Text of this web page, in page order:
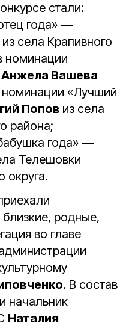
стали:
года» —
из села Крапивного
номинации
Анжела Вашева
номинации «Лучший
Попов из села
района;
года» —
Телешовки
округа.
родные,
во главе
. В состав
начальник
Наталия